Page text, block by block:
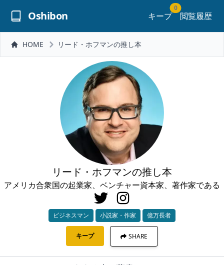
Oshibon キープ
0
閲覧履歴
HOME リード・ホフマンの推し本
リード・ホフマンの推し本
アメリカ合衆国の起業家、ベンチャー資本家、著作家である
ビジネスマン 小説家・作家 億万長者
キープ SHARE